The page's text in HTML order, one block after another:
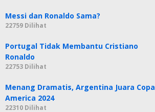
Messi dan Ronaldo Sama?
22759 Dilihat
Portugal Tidak Membantu Cristiano
Ronaldo
22753 Dilihat
Menang Dramatis, Argentina Juara Copa
America 2024
22310 Dilihat